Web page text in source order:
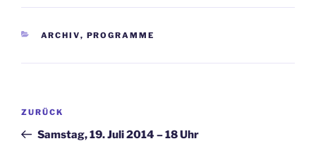
KATEGORIEN
ARCHIV, PROGRAMME
Beitragsnavigation
Vorheriger
Beitrag
ZURÜCK
Samstag, 19. Juli 2014 – 18 Uhr